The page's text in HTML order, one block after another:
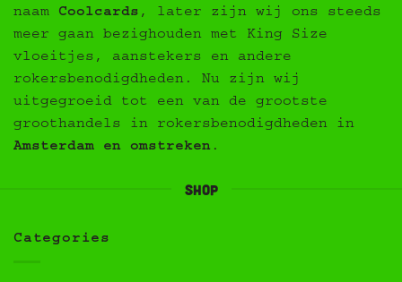
naam Coolcards , later zijn wij ons steeds
meer gaan bezighouden met King Size
vloeitjes, aanstekers en andere
rokersbenodigdheden. Nu zijn wij
uitgegroeid tot een van de grootste
groothandels in rokersbenodigdheden in
Amsterdam en omstreken .
Shop
Categories